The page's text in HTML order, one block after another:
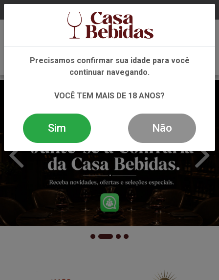
Precisamos confirmar sua idade para você
continuar navegando.
VOCÊ TEM MAIS DE 18 ANOS?
Sim Não